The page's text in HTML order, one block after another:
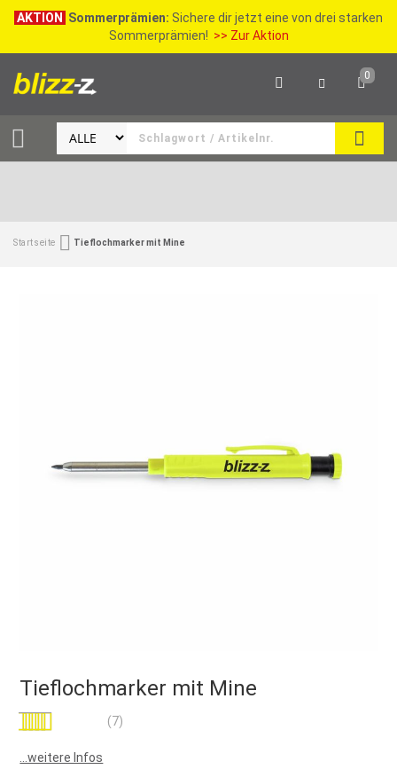
AKTION Sommerprämien: Sichere dir jetzt eine von drei starken
Sommerprämien! >> Zur Aktion
0
Startseite Tieflochmarker mit Mine
Tieflochmarker mit Mine
Bewertung: (7)
...weitere Infos